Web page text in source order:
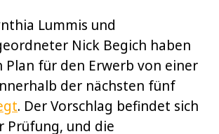
Lummis und
Nick Begich haben
Plan für den Erwerb von einer
der nächsten fünf
. Der Vorschlag befindet sich
Prüfung, und die